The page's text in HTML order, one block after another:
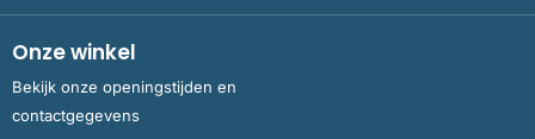
Onze winkel
Bekijk onze openingstijden en
contactgegevens